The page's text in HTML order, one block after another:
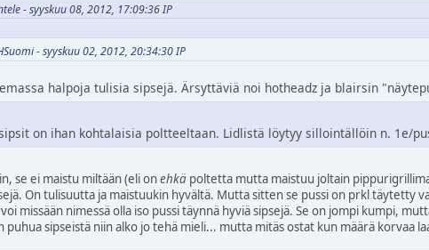
- syyskuu 08, 2012, 17:09:36 IP
- syyskuu 02, 2012, 20:34:30 IP
halpoja tulisia sipsejä. Ärsyttäviä noi hotheadz ja blairsin
on ihan kohtalaisia poltteeltaan. Lidlistä löytyy sillointällöin n. 1e/
se ei maistu miltään (eli onehkä poltetta mutta maistuu joltain
On tulisuutta ja maistuukin hyvältä. Mutta sitten se pussi on prkl täytetty
missään nimessä olla iso pussi täynnä hyviä sipsejä. Se on jompi kumpi,
sipseistä niin alko jo tehä mieli... mutta mitäs ostat kun määrä korvaa